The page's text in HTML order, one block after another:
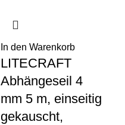
In den Warenkorb
LITECRAFT
Abhängeseil 4
mm 5 m, einseitig
gekauscht,